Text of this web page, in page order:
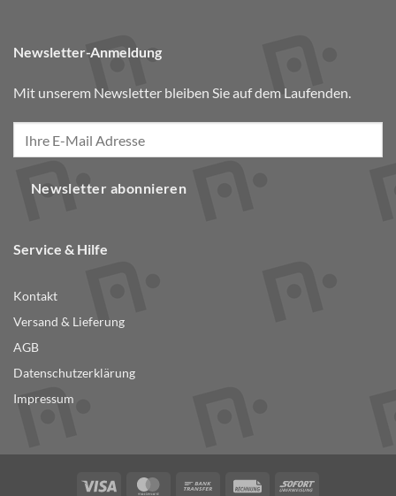
Newsletter-Anmeldung
Mit unserem Newsletter bleiben Sie auf dem Laufenden.
Newsletter abonnieren
Service & Hilfe
Kontakt
Versand & Lieferung
AGB
Datenschutzerklärung
Impressum
Visa MasterCardBank RechungSofort